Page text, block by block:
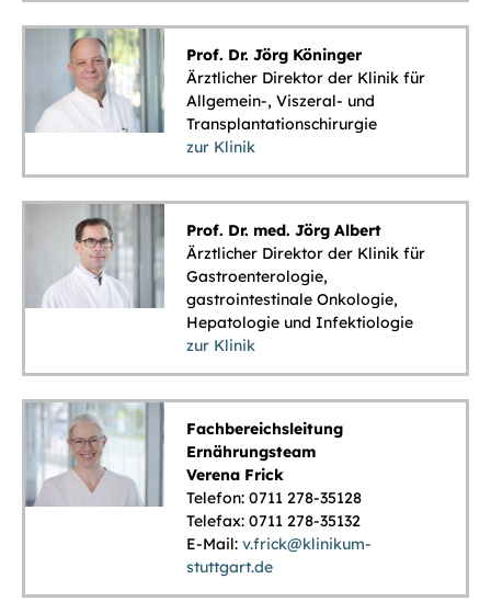
Prof. Dr. Jörg Köninger
Ärztlicher Direktor der Klinik für
Allgemein-, Viszeral- und
Transplantationschirurgie
zur Klinik
Prof. Dr. med. Jörg Albert
Ärztlicher Direktor der Klinik für
Gastroenterologie,
gastrointestinale Onkologie,
Hepatologie und Infektiologie
zur Klinik
Fachbereichsleitung
Ernährungsteam
Verena Frick
Telefon: 0711 278-35128
Telefax: 0711 278-35132
E-Mail:v.frick@klinikum-
stuttgart.de